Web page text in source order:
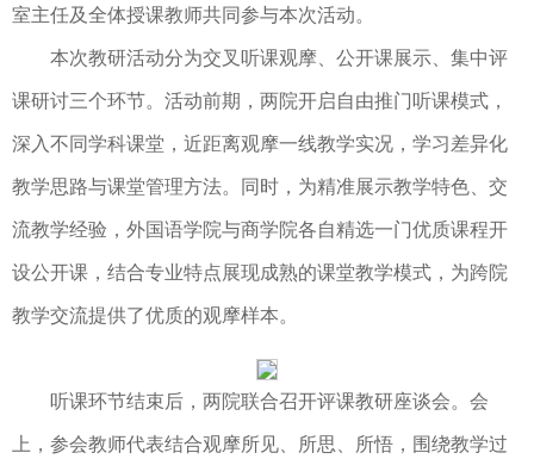
室主任及全体授课教师共同参与本次活动。
本次教研活动分为交叉听课观摩、公开课展示、集中评
课研讨三个环节。活动前期，两院开启自由推门听课模式，
深入不同学科课堂，近距离观摩一线教学实况，学习差异化
教学思路与课堂管理方法。同时，为精准展示教学特色、交
流教学经验，外国语学院与商学院各自精选一门优质课程开
设公开课，结合专业特点展现成熟的课堂教学模式，为跨院
教学交流提供了优质的观摩样本。
听课环节结束后，两院联合召开评课教研座谈会。会
上，参会教师代表结合观摩所见、所思、所悟，围绕教学过